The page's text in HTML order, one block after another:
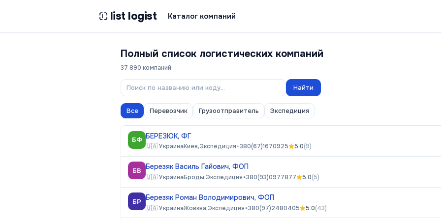
list logist Каталог компаний
Полный список логистических компаний
37 890 компаний
Найти
Все Перевозчик Грузоотправитель Экспедиция
БФ БЕРЕЗЮК, ФГ
🇺🇦УкраинаКиев,Экспедиция+380(67)1670925 5.0(9)
БВ Березяк Василь Гайович, ФОП
🇺🇦УкраинаБроды,Экспедиция+380(93)0977877 5.0(5)
БР Березяк Роман Володимирович, ФОП
🇺🇦УкраинаЖовква,Экспедиция+380(97)2480405 5.0(43)